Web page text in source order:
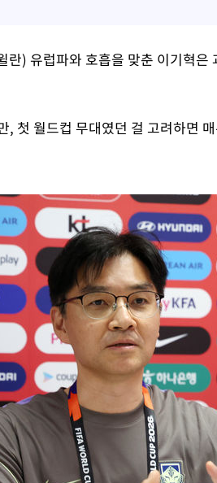
란) 유럽파와 호흡을 맞춘 이기혁은
, 첫 월드컵 무대였던 걸 고려하면